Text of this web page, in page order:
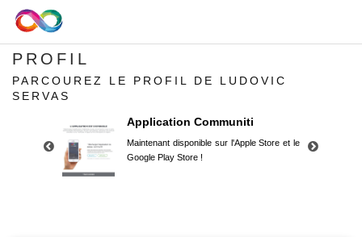
PROFIL
PARCOUREZ LE PROFIL DE LUDOVIC
SERVAS
Application Communiti
Maintenant disponible sur l'Apple Store et le
Google Play Store !